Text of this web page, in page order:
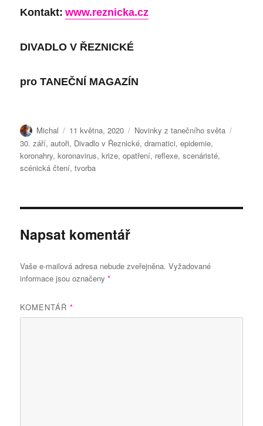
Kontakt: www.reznicka.cz
DIVADLO V ŘEZNICKÉ
pro TANEČNÍ MAGAZÍN
Autor:
Michal Publikováno:
11 května, 2020 Rubriky:
Novinky z tanečního světa
30. září,autoři, Divadlo v Řeznické,dramatici,epidemie,
koronahry,koronavirus,krize,opatření, reflexe,scenáristé,
scénická čtení,tvorba
Napsat komentář
Vaše e-mailová adresa nebude zveřejněna. Vyžadované
informace jsou označeny*
KOMENTÁŘ*